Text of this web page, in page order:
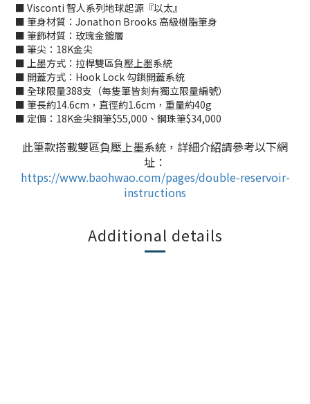
■ Visconti 智人系列地球起源『以太』
■ 筆身材質：Jonathon Brooks 高級樹脂筆身
■ 筆飾材質：玫瑰金鍍層
■ 筆尖：18K金尖
■ 上墨方式：拉桿雙區負壓上墨系統
■ 開蓋方式：Hook Lock 勾鎖開蓋系統
■ 全球限量388支（每隻筆皆刻有獨立限量編號）
■ 筆長約14.6cm，直徑約1.6cm，重量約40g
■ 定價：18K金尖鋼筆$55,000、鋼珠筆$34,000
此筆款搭載雙區負壓上墨系統，詳細介紹請參考以下網
址：
https://www.baohwao.com/pages/double-reservoir-
instructions
Additional details